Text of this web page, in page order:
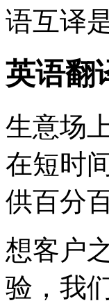
语互译
英语翻
生意场
在短时
供百分
想客户
验，我